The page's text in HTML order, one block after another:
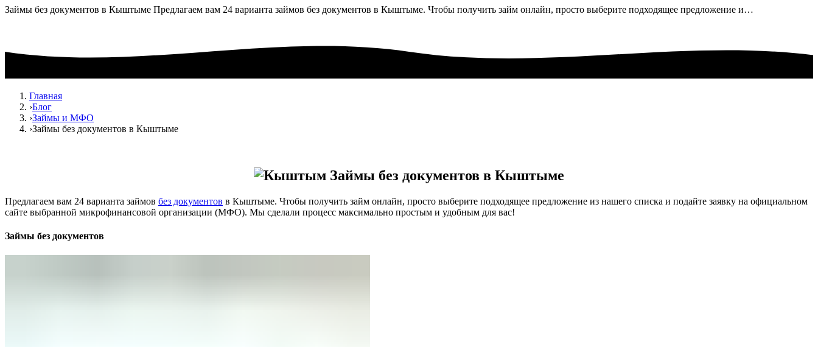
Займы без документов в Кыштыме Предлагаем вам 24 варианта займов без документов в Кыштыме. Чтобы получить займ онлайн, просто выберите подходящее предложение и…
Главная
›Блог
›Займы и МФО
›Займы без документов в Кыштыме
Займы без документов в Кыштыме
Предлагаем вам 24 варианта займов без документов в Кыштыме. Чтобы получить займ онлайн, просто выберите подходящее предложение из нашего списка и подайте заявку на официальном
сайте выбранной микрофинансовой организации (МФО). Мы сделали процесс максимально простым и удобным для вас!
Займы без документов